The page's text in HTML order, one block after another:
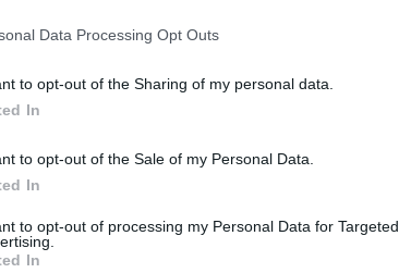
Data Processing Opt Outs
to opt-out of the Sharing of my personal data.
In
to opt-out of the Sale of my Personal Data.
In
to opt-out of processing my Personal Data for Targeted
In
26